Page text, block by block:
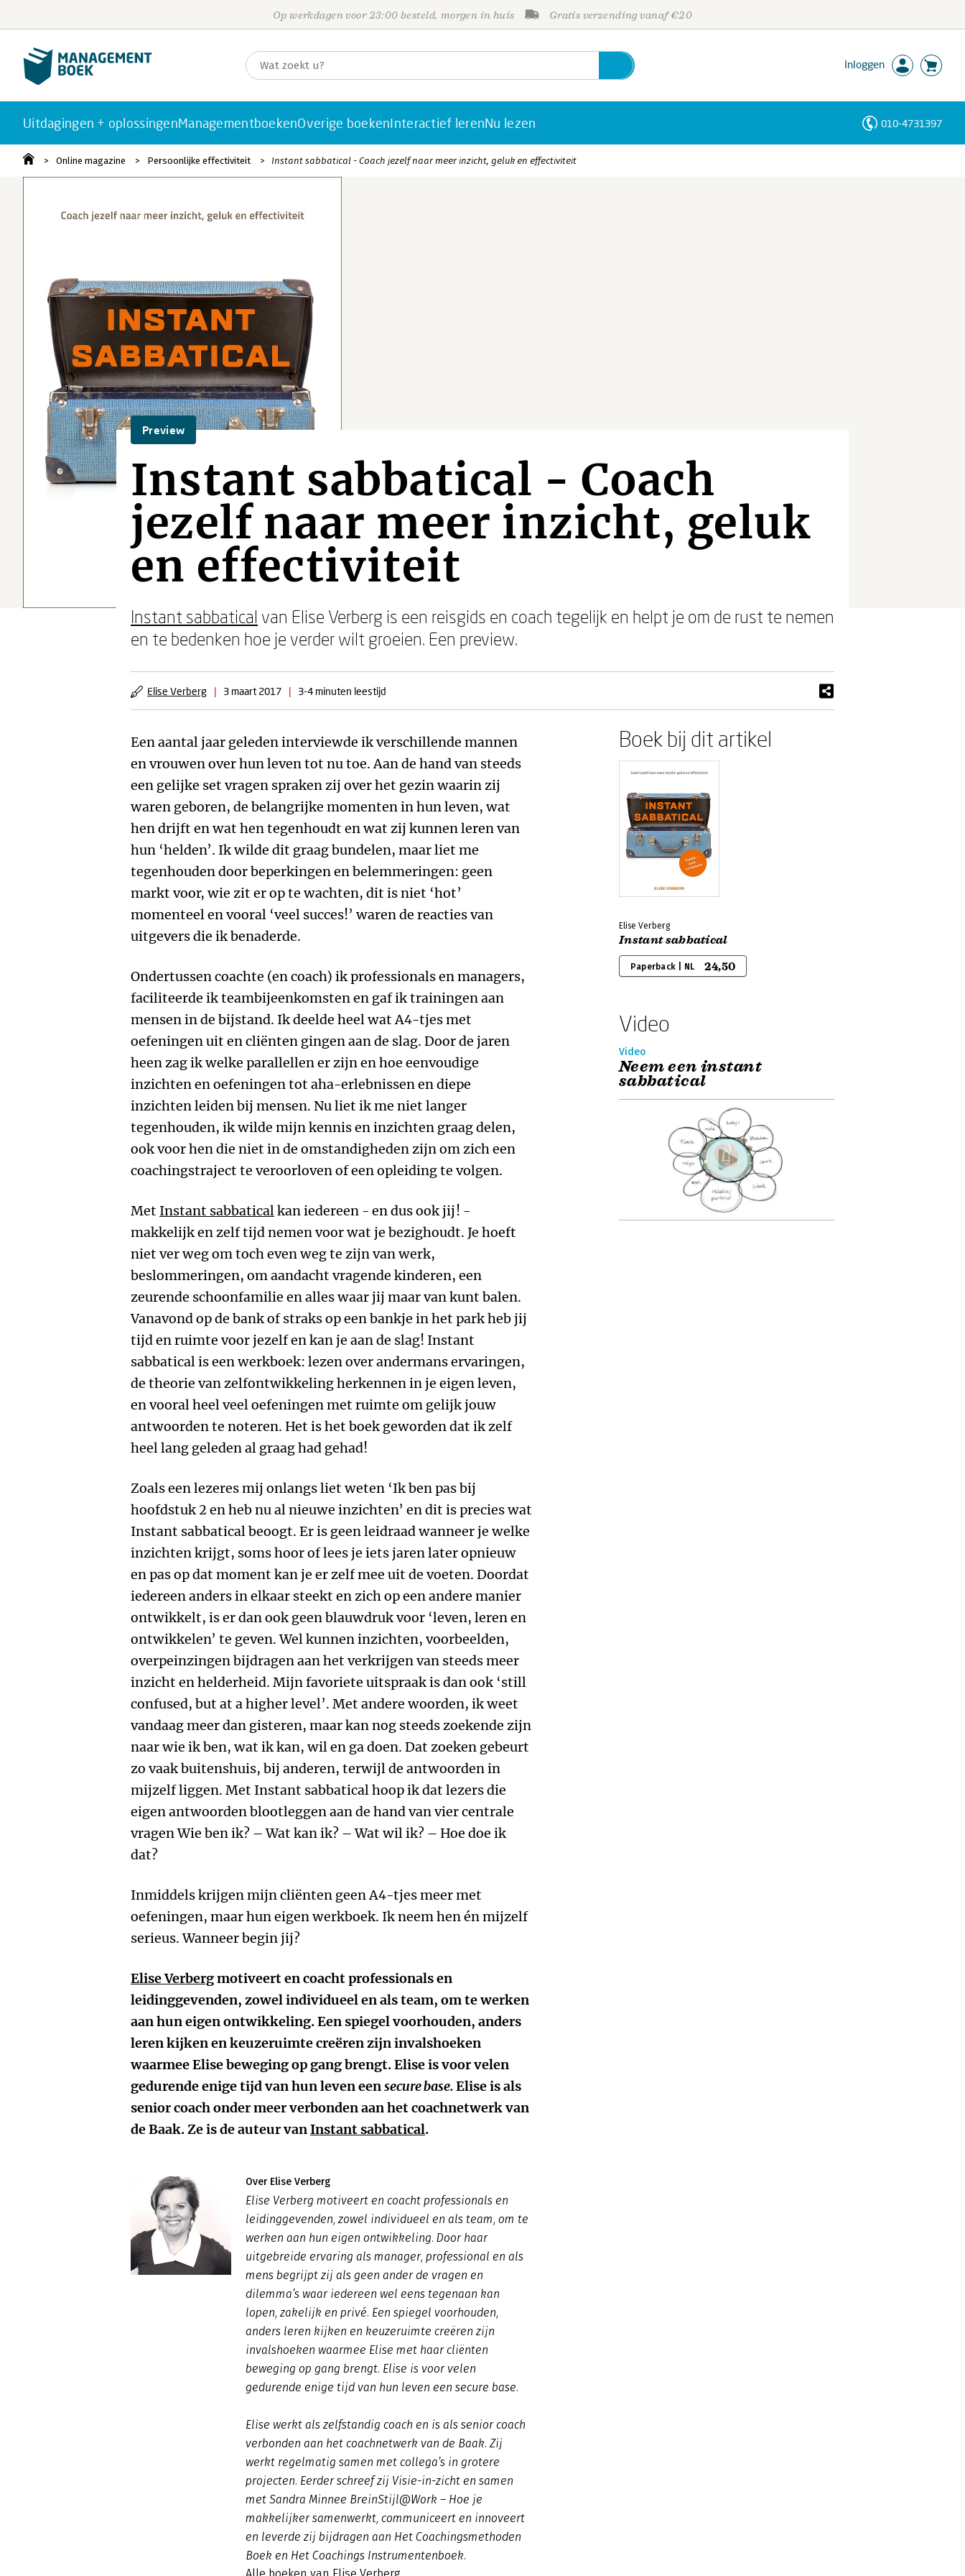
Op werkdagen voor 23:00 besteld, morgen in huis Gratis verzending vanaf €20
Inloggen
Uitdagingen + oplossingenManagementboekenOverige boekenInteractief lerenNu lezen 010-4731397
Online magazine Persoonlijke effectiviteit Instant sabbatical - Coach jezelf naar meer inzicht, geluk en effectiviteit
Preview
Instant sabbatical - Coach
jezelf naar meer inzicht, geluk
en effectiviteit
Instant sabbatical van Elise Verberg is een reisgids en coach tegelijk en helpt je om de rust te nemen
en te bedenken hoe je verder wilt groeien. Een preview.
Elise Verberg | 3 maart 2017 | 3-4 minuten leestijd
Een aantal jaar geleden interviewde ik verschillende mannen
en vrouwen over hun leven tot nu toe. Aan de hand van steeds
een gelijke set vragen spraken zij over het gezin waarin zij
waren geboren, de belangrijke momenten in hun leven, wat
hen drijft en wat hen tegenhoudt en wat zij kunnen leren van
hun ‘helden’. Ik wilde dit graag bundelen, maar liet me
tegenhouden door beperkingen en belemmeringen: geen
markt voor, wie zit er op te wachten, dit is niet ‘hot’
momenteel en vooral ‘veel succes!’ waren de reacties van
uitgevers die ik benaderde.
Ondertussen coachte (en coach) ik professionals en managers,
faciliteerde ik teambijeenkomsten en gaf ik trainingen aan
mensen in de bijstand. Ik deelde heel wat A4-tjes met
oefeningen uit en cliënten gingen aan de slag. Door de jaren
heen zag ik welke parallellen er zijn en hoe eenvoudige
inzichten en oefeningen tot aha-erlebnissen en diepe
inzichten leiden bij mensen. Nu liet ik me niet langer
tegenhouden, ik wilde mijn kennis en inzichten graag delen,
ook voor hen die niet in de omstandigheden zijn om zich een
coachingstraject te veroorloven of een opleiding te volgen.
Met Instant sabbaticalkan iedereen - en dus ook jij! -
makkelijk en zelf tijd nemen voor wat je bezighoudt. Je hoeft
niet ver weg om toch even weg te zijn van werk,
beslommeringen, om aandacht vragende kinderen, een
zeurende schoonfamilie en alles waar jij maar van kunt balen.
Vanavond op de bank of straks op een bankje in het park heb jij
tijd en ruimte voor jezelf en kan je aan de slag! Instant
sabbatical is een werkboek: lezen over andermans ervaringen,
de theorie van zelfontwikkeling herkennen in je eigen leven,
en vooral heel veel oefeningen met ruimte om gelijk jouw
antwoorden te noteren. Het is het boek geworden dat ik zelf
heel lang geleden al graag had gehad!
Zoals een lezeres mij onlangs liet weten ‘Ik ben pas bij
hoofdstuk 2 en heb nu al nieuwe inzichten’ en dit is precies wat
Instant sabbatical beoogt. Er is geen leidraad wanneer je welke
inzichten krijgt, soms hoor of lees je iets jaren later opnieuw
en pas op dat moment kan je er zelf mee uit de voeten. Doordat
iedereen anders in elkaar steekt en zich op een andere manier
ontwikkelt, is er dan ook geen blauwdruk voor ‘leven, leren en
ontwikkelen’ te geven. Wel kunnen inzichten, voorbeelden,
overpeinzingen bijdragen aan het verkrijgen van steeds meer
inzicht en helderheid. Mijn favoriete uitspraak is dan ook ‘still
confused, but at a higher level’. Met andere woorden, ik weet
vandaag meer dan gisteren, maar kan nog steeds zoekende zijn
naar wie ik ben, wat ik kan, wil en ga doen. Dat zoeken gebeurt
zo vaak buitenshuis, bij anderen, terwijl de antwoorden in
mijzelf liggen. Met Instant sabbatical hoop ik dat lezers die
eigen antwoorden blootleggen aan de hand van vier centrale
vragen Wie ben ik? – Wat kan ik? – Wat wil ik? – Hoe doe ik
dat?
Inmiddels krijgen mijn cliënten geen A4-tjes meer met
oefeningen, maar hun eigen werkboek. Ik neem hen én mijzelf
serieus. Wanneer begin jij?
Elise Verbergmotiveert en coacht professionals en
leidinggevenden, zowel individueel en als team, om te werken
aan hun eigen ontwikkeling. Een spiegel voorhouden, anders
leren kijken en keuzeruimte creëren zijn invalshoeken
waarmee Elise beweging op gang brengt. Elise is voor velen
gedurende enige tijd van hun leven eensecure base.Elise is als
senior coach onder meer verbonden aan het coachnetwerk van
de Baak. Ze is de auteur vanInstant sabbatical.
Over Elise Verberg
Elise Verberg motiveert en coacht professionals en
leidinggevenden, zowel individueel en als team, om te
werken aan hun eigen ontwikkeling. Door haar
uitgebreide ervaring als manager, professional en als
mens begrijpt zij als geen ander de vragen en
dilemma’s waar iedereen wel eens tegenaan kan
lopen, zakelijk en privé. Een spiegel voorhouden,
anders leren kijken en keuzeruimte creëren zijn
invalshoeken waarmee Elise met haar cliënten
beweging op gang brengt. Elise is voor velen
gedurende enige tijd van hun leven een secure base.
Elise werkt als zelfstandig coach en is als senior coach
verbonden aan het coachnetwerk van de Baak. Zij
werkt regelmatig samen met collega’s in grotere
projecten. Eerder schreef zij Visie-in-zicht en samen
met Sandra Minnee BreinStijl@Work – Hoe je
makkelijker samenwerkt, communiceert en innoveert
en leverde zij bijdragen aan Het Coachingsmethoden
Boek en Het Coachings Instrumentenboek.
Boek bij dit artikel
Elise Verberg
Instant sabbatical
Paperback | NL 24,50
Video
Video
Neem een instant
sabbatical
Personen